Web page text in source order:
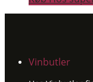
Vinbutler